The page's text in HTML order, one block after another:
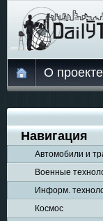
О проекте
Навигация
Автомобили и
Военные
Информ.
Космос